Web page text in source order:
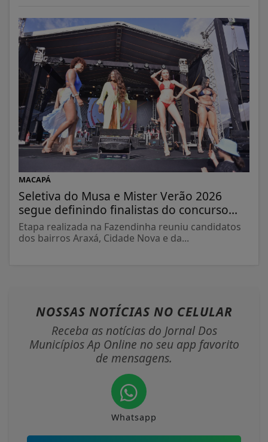
MACAPÁ
Seletiva do Musa e Mister Verão 2026
segue definindo finalistas do concurso...
Etapa realizada na Fazendinha reuniu candidatos
dos bairros Araxá, Cidade Nova e da...
NOSSAS NOTÍCIAS NO CELULAR
Receba as notícias do Jornal Dos
Municípios Ap Online no seu app favorito
de mensagens.
Whatsapp